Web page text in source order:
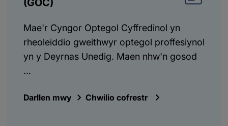
(GOC)
Mae'r Cyngor Optegol Cyffredinol yn
rheoleiddio gweithwyr optegol proffesiynol
yn y Deyrnas Unedig. Maen nhw'n gosod
...
Darllen mwy Chwilio cofrestr